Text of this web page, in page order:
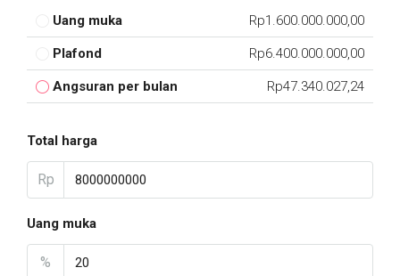
Uang muka Rp1.600.000.000,00
Plafond Rp6.400.000.000,00
Angsuran per bulan Rp47.340.027,24
Total harga
Rp
Uang muka
%